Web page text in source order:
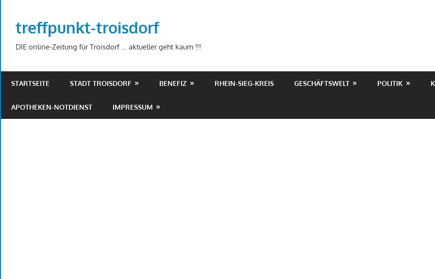
springen
treffpunkt-troisdorf
DIE online-Zeitung für Troisdorf … aktueller geht kaum !!!
STARTSEITE STADT TROISDORF BENEFIZ RHEIN-SIEG-KREIS GESCHÄFTSWELT POLITIK
APOTHEKEN-NOTDIENST IMPRESSUM